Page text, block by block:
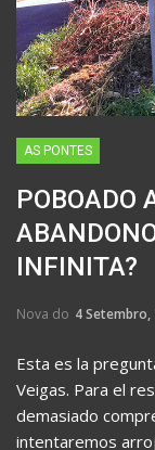
AS PONTES
POBOADO
INFINITA?
Nova do 4 Setembro,
Esta es la
Veigas. Para el
demasiado
intentaremos